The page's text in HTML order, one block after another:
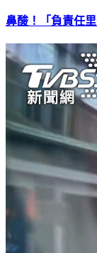
鼻酸！「負責任